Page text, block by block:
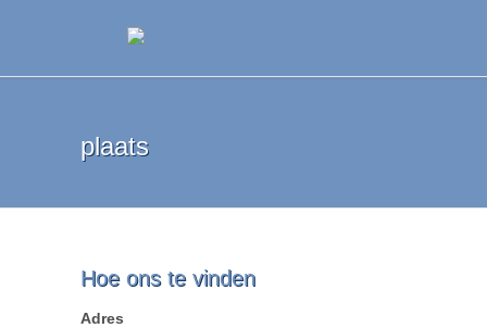
plaats
Hoe ons te vinden
Adres